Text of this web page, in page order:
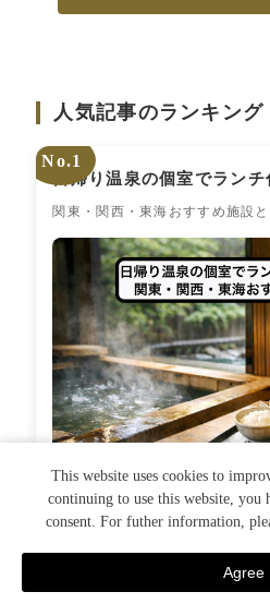
人気記事のランキング
No.1
日帰り温泉の個室でラン
関東・関西・東海おすすめ施設
記事を読
TEL 宿泊予約
This website uses cookies to
continuing to use this website, you
consent. For futher information,
Agree